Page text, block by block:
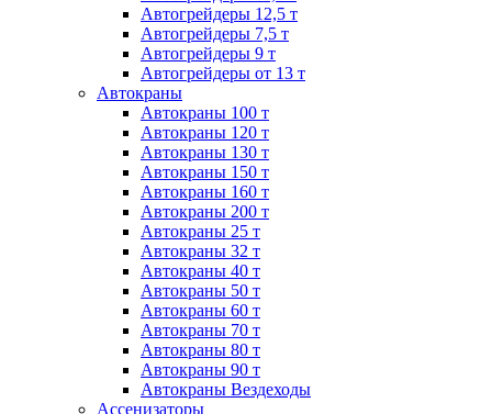
Автогрейдеры 12,5 т
Автогрейдеры 7,5 т
Автогрейдеры 9 т
Автогрейдеры от 13 т
Автокраны
Автокраны 100 т
Автокраны 120 т
Автокраны 130 т
Автокраны 150 т
Автокраны 160 т
Автокраны 200 т
Автокраны 25 т
Автокраны 32 т
Автокраны 40 т
Автокраны 50 т
Автокраны 60 т
Автокраны 70 т
Автокраны 80 т
Автокраны 90 т
Автокраны Вездеходы
Ассенизаторы